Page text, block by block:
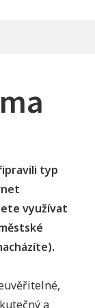
typ
využívat
a